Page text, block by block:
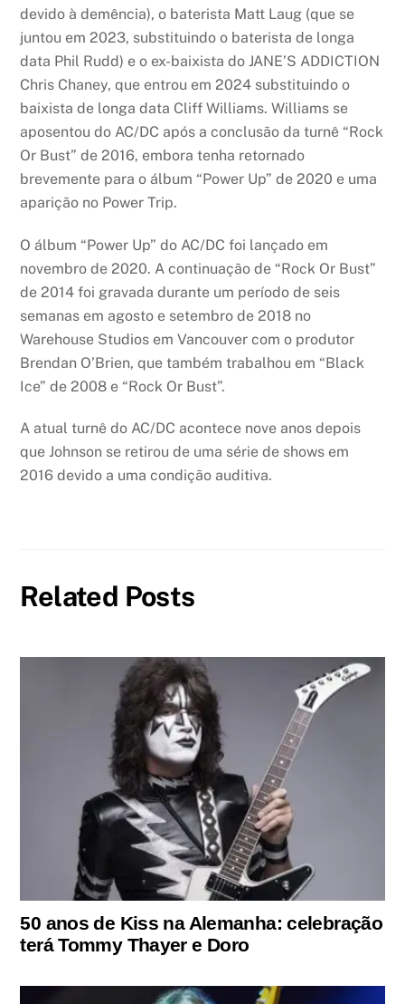
devido à demência), o baterista Matt Laug (que se
juntou em 2023, substituindo o baterista de longa
data Phil Rudd) e o ex-baixista do JANE’S ADDICTION
Chris Chaney, que entrou em 2024 substituindo o
baixista de longa data Cliff Williams. Williams se
aposentou do AC/DC após a conclusão da turnê “Rock
Or Bust” de 2016, embora tenha retornado
brevemente para o álbum “Power Up” de 2020 e uma
aparição no Power Trip.
O álbum “Power Up” do AC/DC foi lançado em
novembro de 2020. A continuação de “Rock Or Bust”
de 2014 foi gravada durante um período de seis
semanas em agosto e setembro de 2018 no
Warehouse Studios em Vancouver com o produtor
Brendan O’Brien, que também trabalhou em “Black
Ice” de 2008 e “Rock Or Bust”.
A atual turnê do AC/DC acontece nove anos depois
que Johnson se retirou de uma série de shows em
2016 devido a uma condição auditiva.
Related Posts
50 anos de Kiss na Alemanha: celebração
terá Tommy Thayer e Doro